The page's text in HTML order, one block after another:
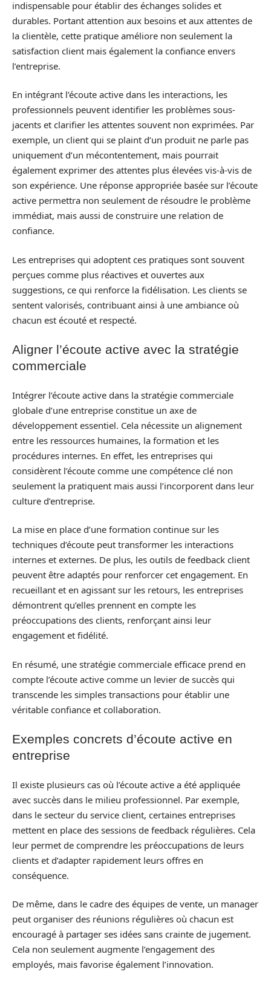
indispensable pour établir des échanges solides et
durables. Portant attention aux besoins et aux attentes de
la clientèle, cette pratique améliore non seulement la
satisfaction client mais également la confiance envers
l’entreprise.
En intégrant l’écoute active dans les interactions, les
professionnels peuvent identifier les problèmes sous-
jacents et clarifier les attentes souvent non exprimées. Par
exemple, un client qui se plaint d’un produit ne parle pas
uniquement d’un mécontentement, mais pourrait
également exprimer des attentes plus élevées vis-à-vis de
son expérience. Une réponse appropriée basée sur l’écoute
active permettra non seulement de résoudre le problème
immédiat, mais aussi de construire une relation de
confiance.
Les entreprises qui adoptent ces pratiques sont souvent
perçues comme plus réactives et ouvertes aux
suggestions, ce qui renforce la fidélisation. Les clients se
sentent valorisés, contribuant ainsi à une ambiance où
chacun est écouté et respecté.
Aligner l’écoute active avec la stratégie
commerciale
Intégrer l’écoute active dans la stratégie commerciale
globale d’une entreprise constitue un axe de
développement essentiel. Cela nécessite un alignement
entre les ressources humaines, la formation et les
procédures internes. En effet, les entreprises qui
considèrent l’écoute comme une compétence clé non
seulement la pratiquent mais aussi l’incorporent dans leur
culture d’entreprise.
La mise en place d’une formation continue sur les
techniques d’écoute peut transformer les interactions
internes et externes. De plus, les outils de feedback client
peuvent être adaptés pour renforcer cet engagement. En
recueillant et en agissant sur les retours, les entreprises
démontrent qu’elles prennent en compte les
préoccupations des clients, renforçant ainsi leur
engagement et fidélité.
En résumé, une stratégie commerciale efficace prend en
compte l’écoute active comme un levier de succès qui
transcende les simples transactions pour établir une
véritable confiance et collaboration.
Exemples concrets d’écoute active en
entreprise
Il existe plusieurs cas où l’écoute active a été appliquée
avec succès dans le milieu professionnel. Par exemple,
dans le secteur du service client, certaines entreprises
mettent en place des sessions de feedback régulières. Cela
leur permet de comprendre les préoccupations de leurs
clients et d’adapter rapidement leurs offres en
conséquence.
De même, dans le cadre des équipes de vente, un manager
peut organiser des réunions régulières où chacun est
encouragé à partager ses idées sans crainte de jugement.
Cela non seulement augmente l’engagement des
employés, mais favorise également l’innovation.